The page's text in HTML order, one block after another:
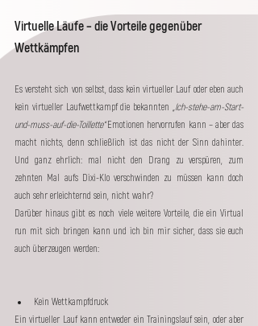
Virtuelle Läufe – die Vorteile gegenüber
Wettkämpfen
Es versteht sich von selbst, dass kein virtueller Lauf oder eben auch
kein virtueller Laufwettkampf die bekannten „Ich-stehe-am-Start-
und-muss-auf-die-Toillette“ Emotionen hervorrufen kann – aber das
macht nichts, denn schließlich ist das nicht der Sinn dahinter.
Und ganz ehrlich: mal nicht den Drang zu verspüren, zum
zehnten Mal aufs Dixi-Klo verschwinden zu müssen kann doch
auch sehr erleichternd sein, nicht wahr?
Darüber hinaus gibt es noch viele weitere Vorteile, die ein Virtual
run mit sich bringen kann und ich bin mir sicher, dass sie euch
auch überzeugen werden:
Kein Wettkampfdruck
Ein virtueller Lauf kann entweder ein Trainingslauf sein, oder aber